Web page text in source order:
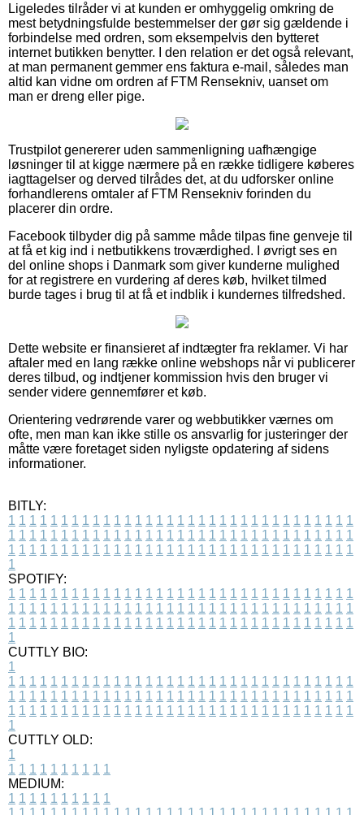
Ligeledes tilråder vi at kunden er omhyggelig omkring de
mest betydningsfulde bestemmelser der gør sig gældende i
forbindelse med ordren, som eksempelvis den bytteret
internet butikken benytter. I den relation er det også relevant,
at man permanent gemmer ens faktura e-mail, således man
altid kan vidne om ordren af FTM Rensekniv, uanset om
man er dreng eller pige.
Trustpilot genererer uden sammenligning uafhængige
løsninger til at kigge nærmere på en række tidligere køberes
iagttagelser og derved tilrådes det, at du udforsker online
forhandlerens omtaler af FTM Rensekniv forinden du
placerer din ordre.
Facebook tilbyder dig på samme måde tilpas fine genveje til
at få et kig ind i netbutikkens troværdighed. I øvrigt ses en
del online shops i Danmark som giver kunderne mulighed
for at registrere en vurdering af deres køb, hvilket tilmed
burde tages i brug til at få et indblik i kundernes tilfredshed.
Dette website er finansieret af indtægter fra reklamer. Vi har
aftaler med en lang række online webshops når vi publicerer
deres tilbud, og indtjener kommission hvis den bruger vi
sender videre gennemfører et køb.
Orientering vedrørende varer og webbutikker værnes om
ofte, men man kan ikke stille os ansvarlig for justeringer der
måtte være foretaget siden nyligste opdatering af sidens
informationer.
BITLY:
1 1 1 1 1 1 1 1 1 1 1 1 1 1 1 1 1 1 1 1 1 1 1 1 1 1 1 1 1 1 1 1 1
1 1 1 1 1 1 1 1 1 1 1 1 1 1 1 1 1 1 1 1 1 1 1 1 1 1 1 1 1 1 1 1 1
1 1 1 1 1 1 1 1 1 1 1 1 1 1 1 1 1 1 1 1 1 1 1 1 1 1 1 1 1 1 1 1 1
1
SPOTIFY:
1 1 1 1 1 1 1 1 1 1 1 1 1 1 1 1 1 1 1 1 1 1 1 1 1 1 1 1 1 1 1 1 1
1 1 1 1 1 1 1 1 1 1 1 1 1 1 1 1 1 1 1 1 1 1 1 1 1 1 1 1 1 1 1 1 1
1 1 1 1 1 1 1 1 1 1 1 1 1 1 1 1 1 1 1 1 1 1 1 1 1 1 1 1 1 1 1 1 1
1
CUTTLY BIO:
1
1 1 1 1 1 1 1 1 1 1 1 1 1 1 1 1 1 1 1 1 1 1 1 1 1 1 1 1 1 1 1 1 1
1 1 1 1 1 1 1 1 1 1 1 1 1 1 1 1 1 1 1 1 1 1 1 1 1 1 1 1 1 1 1 1 1
1 1 1 1 1 1 1 1 1 1 1 1 1 1 1 1 1 1 1 1 1 1 1 1 1 1 1 1 1 1 1 1 1
1
CUTTLY OLD:
1
1 1 1 1 1 1 1 1 1 1
MEDIUM:
1 1 1 1 1 1 1 1 1 1